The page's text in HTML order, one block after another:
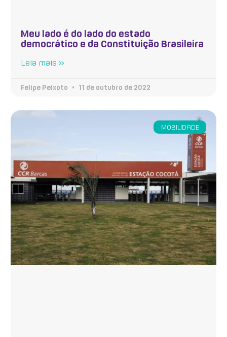
Meu lado é do lado do estado
democrático e da Constituição Brasileira
Leia mais »
Felipe Peixoto 11 de outubro de 2022
MOBILIDADE